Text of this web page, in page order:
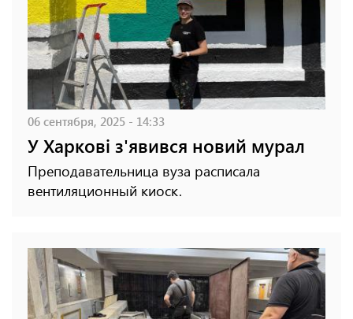
06 сентября, 2025 - 14:33
У Харкові з'явився новий мурал
Преподавательница вуза расписала
вентиляционный киоск.